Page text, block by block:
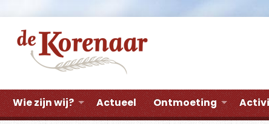
Wie zijn wij? Actueel Ontmoeting